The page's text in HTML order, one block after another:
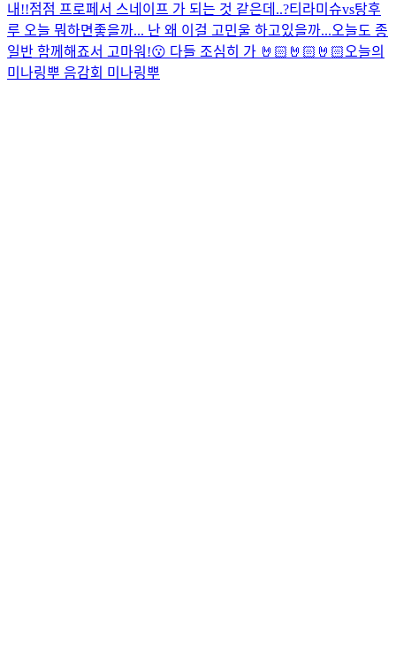
내!!점점 프로페서 스네이프 가 되는 것 같은데..?티라미슈vs탕후
루 오늘 뭐하면좋을까... 난 왜 이걸 고민울 하고있을까...오늘도 종
일반 함께해죠서 고마워!😗 다들 조심히 가 🤘🏻🤘🏻🤘🏻 오늘의
미나링뿌 음감회 미나링뿌